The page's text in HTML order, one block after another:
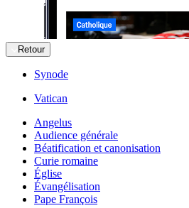
Retour
Synode
Vatican
Angelus
Audience générale
Béatification et canonisation
Curie romaine
Église
Évangélisation
Pape François